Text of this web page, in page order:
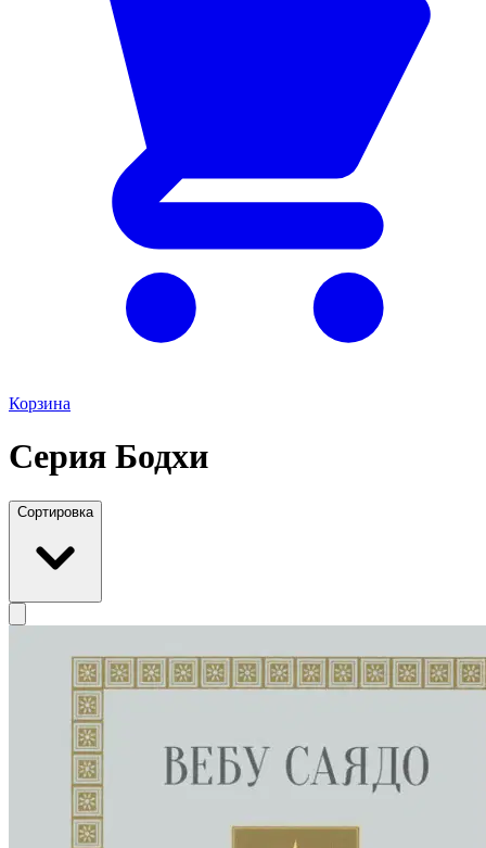
Корзина
Серия Бодхи
Сортировка